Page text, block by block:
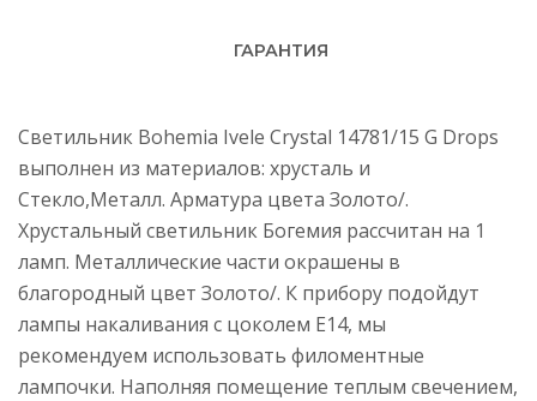
ГАРАНТИЯ
Светильник Bohemia Ivele Crystal 14781/15 G Drops
выполнен из материалов: хрусталь и
Стекло,Металл. Арматура цвета Золото/.
Хрустальный светильник Богемия рассчитан на 1
ламп. Металлические части окрашены в
благородный цвет Золото/. К прибору подойдут
лампы накаливания с цоколем E14, мы
рекомендуем использовать филоментные
лампочки. Наполняя помещение теплым свечением,